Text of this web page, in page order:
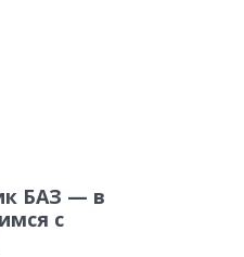
БАЗ — в
с